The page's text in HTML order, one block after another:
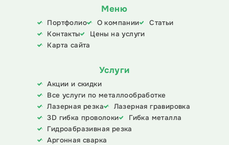
Меню
Портфолио О компании
Статьи
Контакты
Цены на услуги
Карта сайта
Услуги
Акции и скидки
Все услуги по металлообработке
Лазерная резка
Лазерная гравировка
3D гибка проволоки
Гибка металла
Гидроабразивная резка
Аргонная сварка